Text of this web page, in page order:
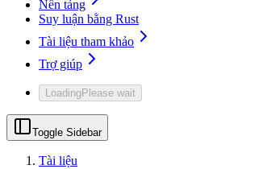
Nền tảng
Suy luận bằng Rust
Tài liệu tham khảo
Trợ giúp
LoadingPlease wait
Toggle Sidebar
Tài liệu